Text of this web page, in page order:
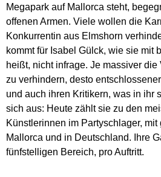
Megapark auf Mallorca steht,
offenen Armen. Viele wollen die
Konkurrentin aus Elmshorn
kommt für Isabel Gülck, wie sie mit
heißt, nicht infrage. Je massiver die
zu verhindern, desto
und auch ihren Kritikern, was in ihr
sich aus: Heute zählt sie zu den
Künstlerinnen im Partyschlager, mit
Mallorca und in Deutschland. Ihre
fünfstelligen Bereich, pro Auftritt.